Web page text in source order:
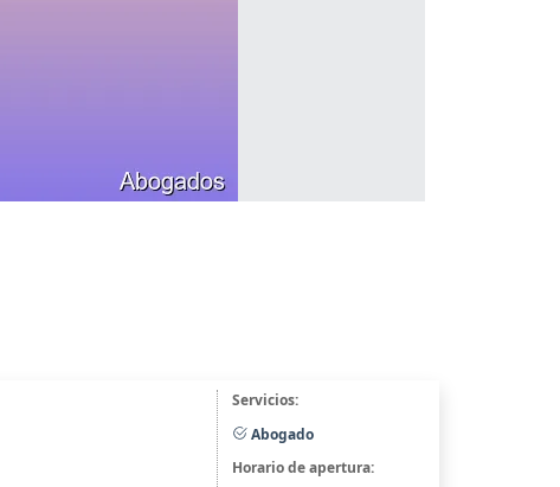
Servicios:
Abogado
Horario de apertura: